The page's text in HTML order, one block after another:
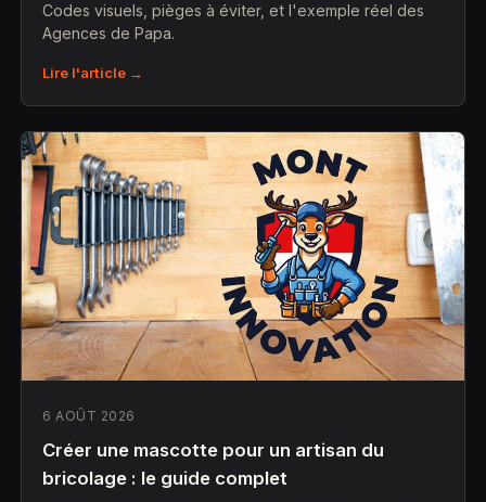
Codes visuels, pièges à éviter, et l'exemple réel des
Agences de Papa.
Lire l'article →
6 AOÛT 2026
Créer une mascotte pour un artisan du
bricolage : le guide complet